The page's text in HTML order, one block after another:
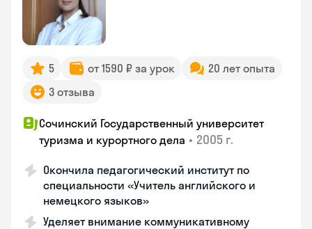
5 от 1590 ₽ за урок
20 лет опыта
3 отзыва
Сочинский Государственный университет
туризма и курортного дела • 2005 г.
Окончила педагогический институт по
специальности «Учитель английского и
немецкого языков»
Уделяет внимание коммуникативному